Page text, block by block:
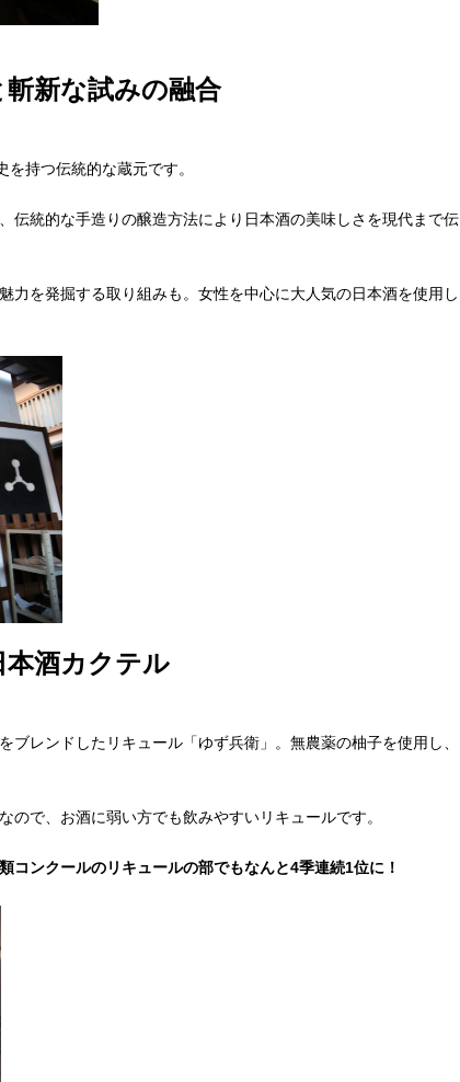
新な試みの融合
持つ伝統的な蔵元です。
伝統的な手造りの醸造方法により日本酒の美味しさを現代まで伝
力を発掘する取り組みも。女性を中心に大人気の日本酒を使用し
本酒カクテル
レンドしたリキュール「ゆず兵衛」。無農薬の柚子を使用し、
で、お酒に弱い方でも飲みやすいリキュールです。
コンクールのリキュールの部でもなんと4季連続1位に！